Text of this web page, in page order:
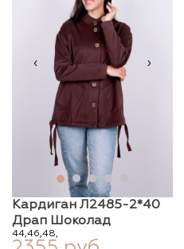
‹ ›
Кардиган Л2485-2*40
Драп Шоколад
44,46,48,